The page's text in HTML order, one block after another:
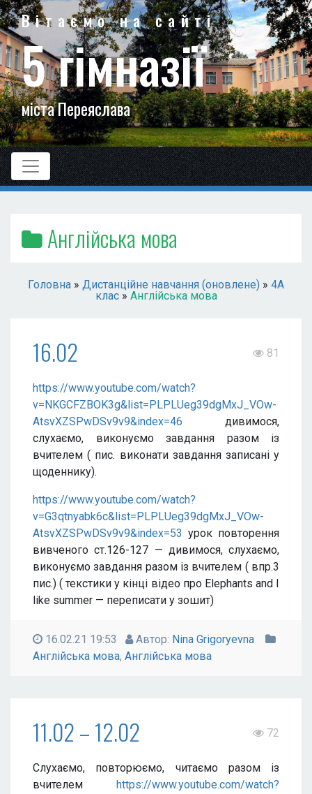
Вітаємо на сайті
5 гімназії
міста Переяслава
Англійська мова
Головна » Дистанційне навчання (оновлене) » 4А
клас» Англійська мова
16.02 81
https://www.youtube.com/watch?
v=NKGCFZBOK3g&list=PLPLUeg39dgMxJ_VOw-
AtsvXZSPwDSv9v9&index=46 дивимося,
слухаємо, виконуємо завдання разом із
вчителем ( пис. виконати завдання записані у
щоденнику).
https://www.youtube.com/watch?
v=G3qtnyabk6c&list=PLPLUeg39dgMxJ_VOw-
AtsvXZSPwDSv9v9&index=53 урок повторення
вивченого ст.126-127 — дивимося, слухаємо,
виконуємо завдання разом із вчителем ( впр.3
пис.) ( текстики у кінці відео про Elephants and I
like summer — переписати у зошит)
16.02.21 19:53 Автор: Nina Grigoryevna
Англійська мова, Англійська мова
11.02 – 12.02 72
Слухаємо, повторюємо, читаємо разом із
вчителем https://www.youtube.com/watch?